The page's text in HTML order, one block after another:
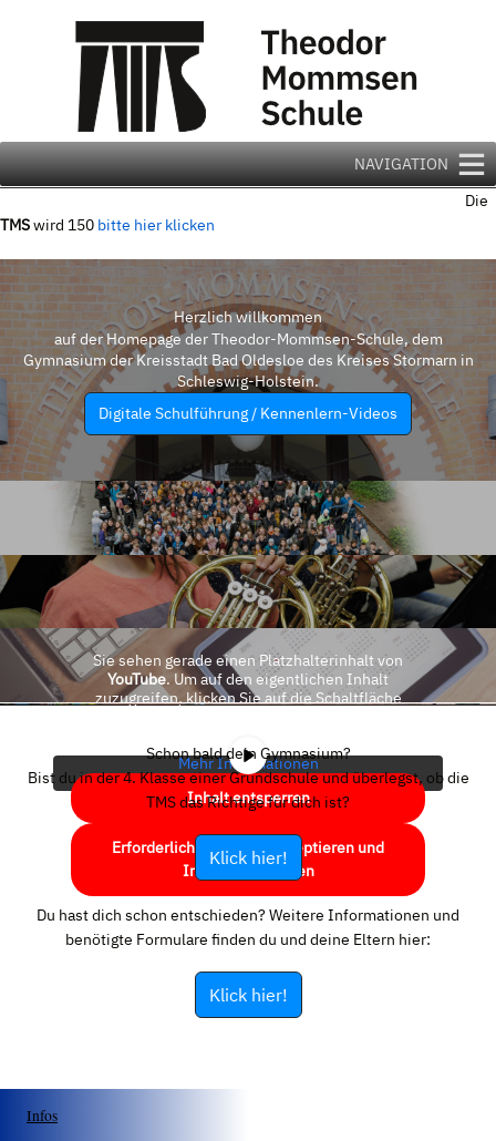
NAVIGATION
Die
TMSwird 150 bitte hier klicken
Herzlich willkommen
auf der Homepage der Theodor-Mommsen-Schule, dem
Gymnasium der Kreisstadt Bad Oldesloe des Kreises Stormarn in
Schleswig-Holstein.
Digitale Schulführung / Kennenlern-Videos
Sie sehen gerade einen Platzhalterinhalt von
YouTube. Um auf den eigentlichen Inhalt
zuzugreifen, klicken Sie auf die Schaltfläche
Mehr Informationen
Inhalt entsperren
Erforderlichen Service akzeptieren und
Inhalte entsperren
Schon bald dein Gymnasium?
Bist du in der 4. Klasse einer Grundschule und überlegst, ob die
TMS das Richtige für dich ist?
Klick hier!
Du hast dich schon entschieden? Weitere Informationen und
benötigte Formulare finden du und deine Eltern hier:
Klick hier!
Infos